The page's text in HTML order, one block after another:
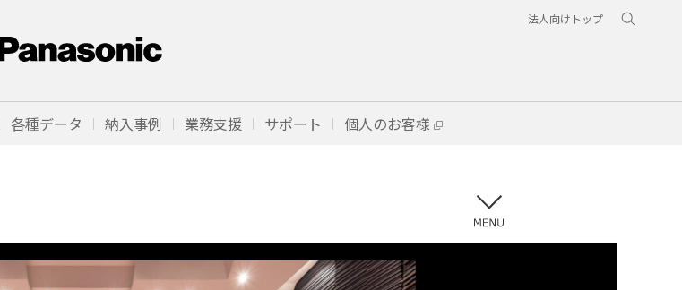
法人向けトップ
各種データ 納入事例 業務支援 サポート 個人のお客様